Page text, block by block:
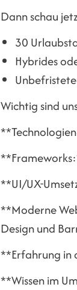
Dann schau
30
Hybrides
Wichtig sind
**UI/UX-
**Moderne
Design und
**Erfahrung in
**Wissen im